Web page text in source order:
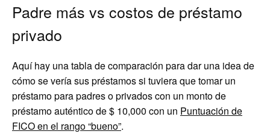
Padre más vs costos de préstamo
privado
Aquí hay una tabla de comparación para dar una idea de
cómo se vería sus préstamos si tuviera que tomar un
préstamo para padres o privados con un monto de
préstamo auténtico de $ 10,000 con un Puntuación de
FICO en el rango “bueno”.